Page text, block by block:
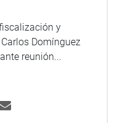
y
Domínguez
reunión...